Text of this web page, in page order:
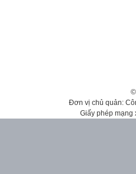
Đơn vị chủ quản:
Giấy phép mạng